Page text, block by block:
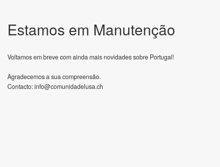
Estamos em Manutenção
Voltamos em breve com ainda mais novidades sobre Portugal!
Agradecemos a sua compreensão.
Contacto:info@comunidadelusa.ch